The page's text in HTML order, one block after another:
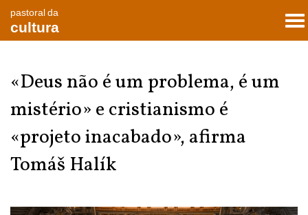
pastoral da
cultura
«Deus não é um problema, é um
mistério» e cristianismo é
«projeto inacabado», afirma
Tomáš Halík